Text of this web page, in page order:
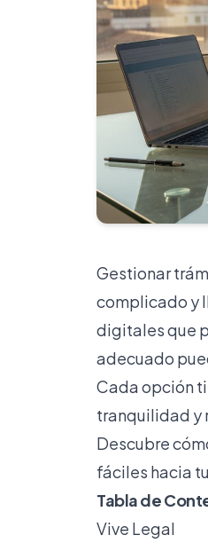
Gestionar
complicado y
digitales que
adecuado
Cada opción
tranquilidad y
Descubre
fáciles hacia
Tabla de
Vive Legal